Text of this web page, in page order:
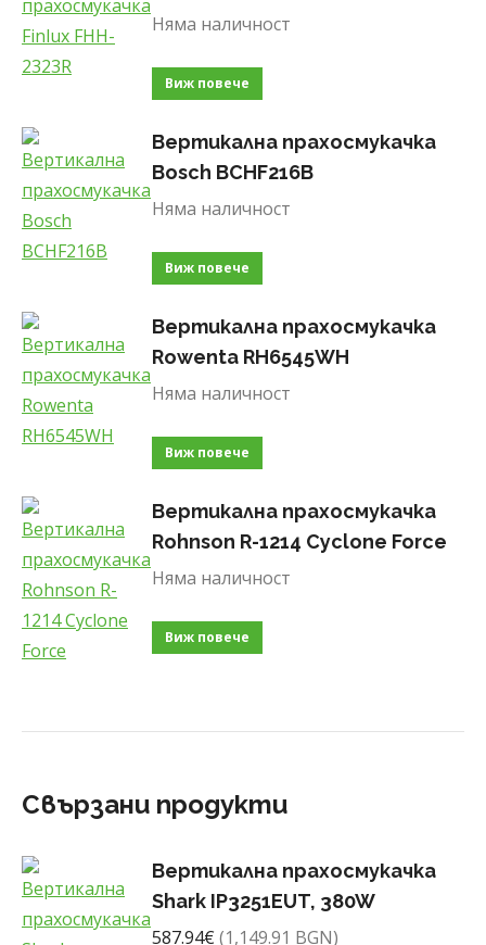
Няма наличност
Виж повече
Вертикална прахосмукачка
Bosch BCHF216B
Няма наличност
Виж повече
Вертикална прахосмукачка
Rowenta RH6545WH
Няма наличност
Виж повече
Вертикална прахосмукачка
Rohnson R-1214 Cyclone Force
Няма наличност
Виж повече
Свързани продукти
Вертикална прахосмукачка
Shark IP3251EUT, 380W
587.94€ (1,149.91 BGN)